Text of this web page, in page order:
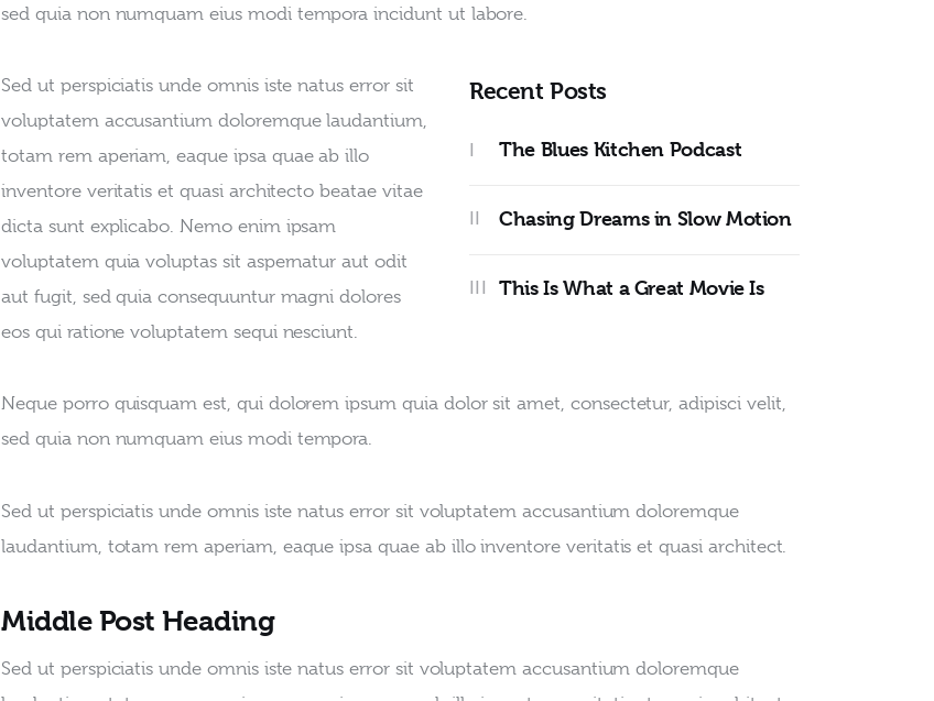
sed quia non numquam eius modi tempora incidunt ut labore.
Recent Posts
The Blues Kitchen Podcast
Chasing Dreams in Slow Motion
This Is What a Great Movie Is
Sed ut perspiciatis unde omnis iste natus error sit
voluptatem accusantium doloremque laudantium,
totam rem aperiam, eaque ipsa quae ab illo
inventore veritatis et quasi architecto beatae vitae
dicta sunt explicabo. Nemo enim ipsam
voluptatem quia voluptas sit aspernatur aut odit
aut fugit, sed quia consequuntur magni dolores
eos qui ratione voluptatem sequi nesciunt.
Neque porro quisquam est, qui dolorem ipsum quia dolor sit amet, consectetur, adipisci velit,
sed quia non numquam eius modi tempora.
Sed ut perspiciatis unde omnis iste natus error sit voluptatem accusantium doloremque
laudantium, totam rem aperiam, eaque ipsa quae ab illo inventore veritatis et quasi architect.
Middle Post Heading
Sed ut perspiciatis unde omnis iste natus error sit voluptatem accusantium doloremque